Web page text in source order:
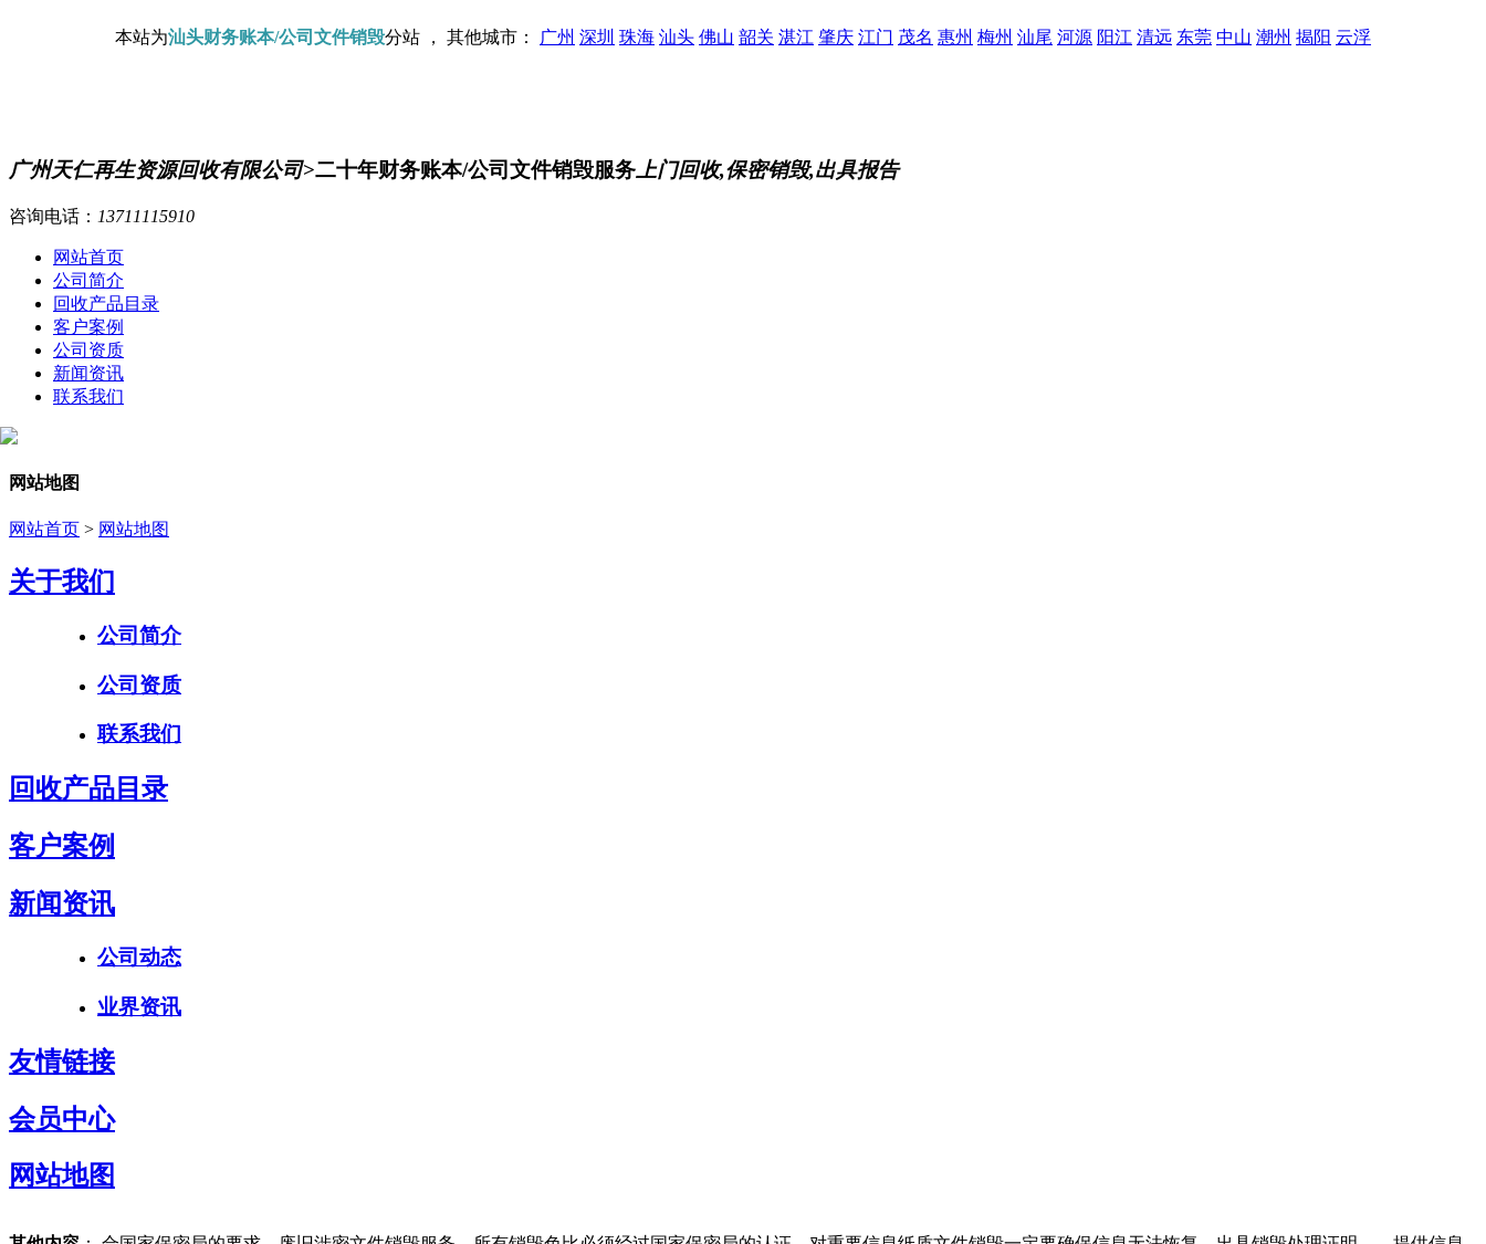
本站为汕头财务账本/公司文件销毁分站 ， 其他城市： 广州 深圳 珠海 汕头 佛山 韶关 湛江 肇庆 江门 茂名 惠州 梅州 汕尾 河源 阳江 清远 东莞 中山 潮州 揭阳 云浮
广州天仁再生资源回收有限公司>二十年财务账本/公司文件销毁服务 上门回收,保密销毁,出具报告
咨询电话： 13711115910
网站首页
公司简介
回收产品目录
客户案例
公司资质
新闻资讯
联系我们
网站地图
网站首页 > 网站地图
关于我们
公司简介
公司资质
联系我们
回收产品目录
客户案例
新闻资讯
公司动态
业界资讯
友情链接
会员中心
网站地图